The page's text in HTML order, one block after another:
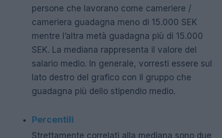
persone che lavorano come cameriere /
cameriera guadagna meno di 15.000 SEK
mentre l’altra metà guadagna più di 15.000
SEK. La mediana rappresenta il valore del
salario medio. In generale, vorresti essere sul
lato destro del grafico con il gruppo che
guadagna più dello stipendio medio.
Percentili
Strettamente correlati alla mediana sono due